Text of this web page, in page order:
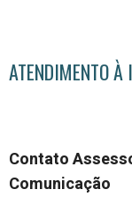
ATENDIMENTO À
Contato
Comunicação